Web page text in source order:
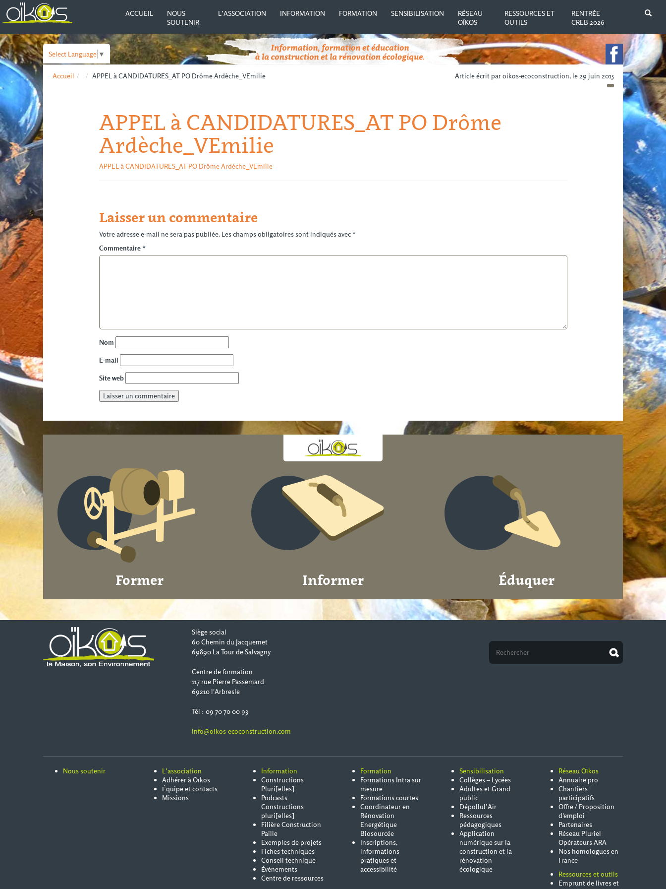
ACCUEIL
NOUS
SOUTENIR
L’ASSOCIATION INFORMATION FORMATION SENSIBILISATION
RÉSEAU
OÏKOS
RESSOURCES ET
OUTILS
RENTRÉE
CREB 2026
Select Language ▼
Accueil APPEL à CANDIDATURES_AT PO Drôme Ardèche_VEmilie Article écrit par oikos-ecoconstruction, le 29 juin 2015
APPEL à CANDIDATURES_AT PO Drôme
Ardèche_VEmilie
APPEL à CANDIDATURES_AT PO Drôme Ardèche_VEmilie
Laisser un commentaire
Votre adresse e-mail ne sera pas publiée. Les champs obligatoires sont indiqués avec *
Commentaire *
Nom
E-mail
Site web
Former Informer Éduquer
Siège social
60 Chemin du Jacquemet
69890 La Tour de Salvagny
Centre de formation
117 rue Pierre Passemard
69210 l'Arbresle
Tél : 09 70 70 00 93
info@oikos-ecoconstruction.com
Nous soutenir
L’association
Adhérer à Oïkos
Équipe et contacts
Missions
Information
Constructions
Pluri[elles]
Podcasts
Constructions
pluri[elles]
Filière Construction
Paille
Exemples de projets
Fiches techniques
Conseil technique
Événements
Centre de ressources
Formation
Formations Intra sur
mesure
Formations courtes
Coordinateur en
Rénovation
Energétique
Biosourcée
Inscriptions,
informations
pratiques et
accessibilité
Sensibilisation
Collèges – Lycées
Adultes et Grand
public
Dépollul’Air
Ressources
pédagogiques
Application
numérique sur la
construction et la
rénovation
écologique
Réseau Oïkos
Annuaire pro
Chantiers
participatifs
Offre / Proposition
d'emploi
Partenaires
Réseau Pluriel
Opérateurs ARA
Nos homologues en
France
Ressources et outils
Emprunt de livres et